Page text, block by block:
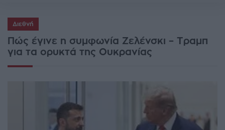
Διεθνή
Πώς έγινε η συμφωνία Zελένσκι – Tραμπ
για τα ορυκτά της Ουκρανίας